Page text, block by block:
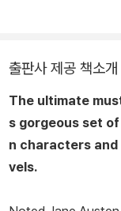
출판사 제공 책소개
The ultimate
s gorgeous set
n characters
vels.